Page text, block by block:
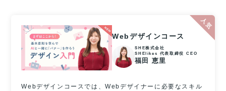
Webデザインコース
SHE株式会社
SHElikes 代表取締役 CEO
福田 恵里
Webデザインコースでは、Webデザイナーに必要なスキル